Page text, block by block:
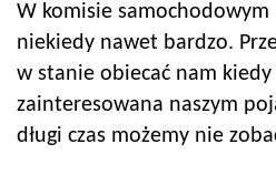
W komisie samochodowym
niekiedy nawet bardzo.
w stanie obiecać nam
zainteresowana naszym
długi czas możemy nie